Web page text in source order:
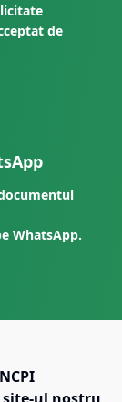
de
WhatsApp.